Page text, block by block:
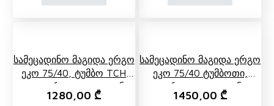
Სამეცადინო Მაგიდა Ერგო
Ეკო 75/40, Ტუმბო TCH
04, Გვერდითა Და Უკანა
Თარო
1280,00 ₾
Სამეცადინო Მაგიდა Ერგო
Ეკო 75/40 Ტუმბოთი,
Გვერდითა Და Უკანა
Თაროთი
1450,00 ₾